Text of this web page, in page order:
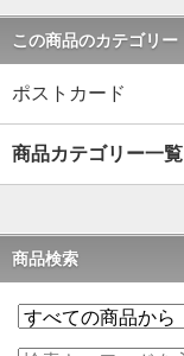
この商品のカテゴリー
ポストカード
商品カテゴリー一覧
商品検索